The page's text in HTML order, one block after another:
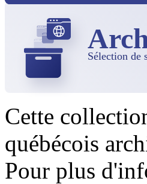
Sélection de
Cette
québécois
Pour plus